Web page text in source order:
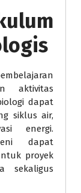
aktivitas
dapat
siklus air,
energi.
dapat
proyek
sekaligus